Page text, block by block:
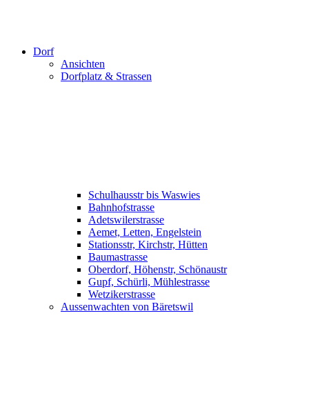
Dorf
Ansichten
Dorfplatz & Strassen
Schulhausstr bis Waswies
Bahnhofstrasse
Adetswilerstrasse
Aemet, Letten, Engelstein
Stationsstr, Kirchstr, Hütten
Baumastrasse
Oberdorf, Höhenstr, Schönaustr
Gupf, Schürli, Mühlestrasse
Wetzikerstrasse
Aussenwachten von Bäretswil